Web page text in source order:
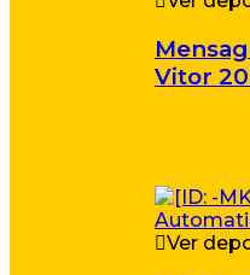
Vitor
Ver